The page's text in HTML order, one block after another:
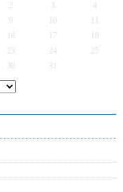
2 3
4
9
16 17
23 24
25
30 31